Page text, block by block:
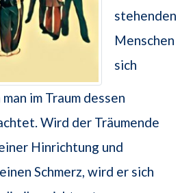
stehenden
Menschen
sich
im Traum dessen
Wird der Träumende
Hinrichtung und
Schmerz, wird er sich